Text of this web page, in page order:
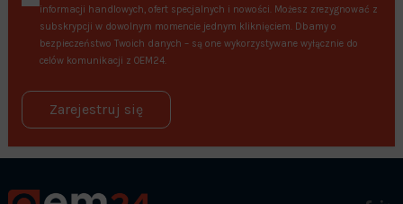
informacji handlowych, ofert specjalnych i nowości. Możesz zrezygnować z
subskrypcji w dowolnym momencie jednym kliknięciem. Dbamy o
bezpieczeństwo Twoich danych – są one wykorzystywane wyłącznie do
celów komunikacji z OEM24.
Zarejestruj się